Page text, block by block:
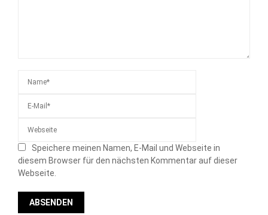
Speichere meinen Namen, E-Mail und Webseite in
diesem Browser für den nächsten Kommentar auf dieser
Webseite.